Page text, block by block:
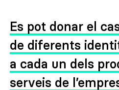
Es pot donar el
de diferents
a cada un dels
serveis de